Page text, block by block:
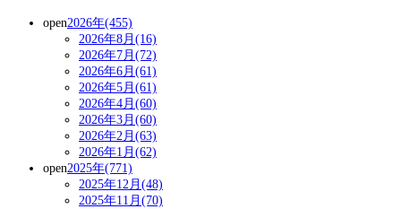
open2026年(455)
2026年8月(16)
2026年7月(72)
2026年6月(61)
2026年5月(61)
2026年4月(60)
2026年3月(60)
2026年2月(63)
2026年1月(62)
open2025年(771)
2025年12月(48)
2025年11月(70)